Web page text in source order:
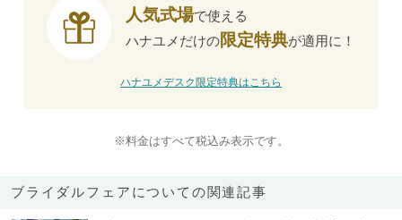
人気式場で使える
ハナユメだけの限定特典が適用に！
ハナユメデスク限定特典はこちら
※料金はすべて税込み表示です。
ブライダルフェアについての関連記事